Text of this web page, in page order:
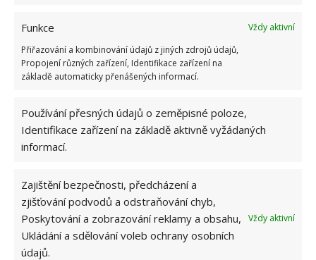
Funkce
Vždy aktivní
Přiřazování a kombinování údajů z jiných zdrojů údajů,
Propojení různých zařízení, Identifikace zařízení na
základě automaticky přenášených informací.
Používání přesných údajů o zeměpisné poloze,
Identifikace zařízení na základě aktivně vyžádaných
informací.
Zajištění bezpečnosti, předcházení a
zjišťování podvodů a odstraňování chyb,
Poskytování a zobrazování reklamy a obsahu,
Ukládání a sdělování voleb ochrany osobních
údajů.
Vždy aktivní
CITRUSY MOL ŠKŮDCE